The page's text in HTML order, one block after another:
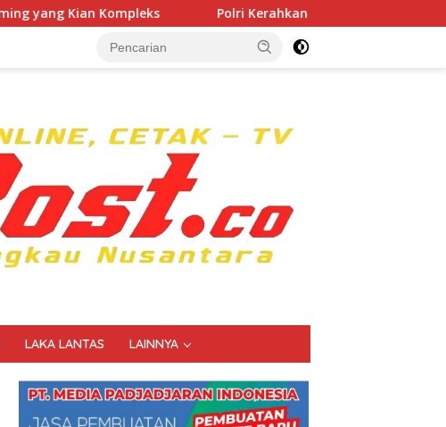
Polri Kerahkan 372 Taruna Akpol Dampingi Siswa di 73
LAKA LANTAS LAINNYA